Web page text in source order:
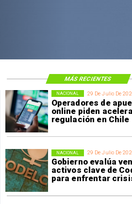
29 De Julio De
Operadores de
online piden
regulación en Chile
NACIONAL
29 De Julio De
Gobierno evalúa
activos clave de
para enfrentar
NACIONAL
MÁS RECIENTES